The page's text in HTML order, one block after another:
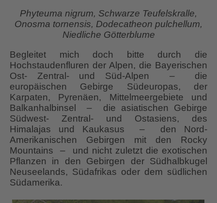
Phyteuma nigrum, Schwarze Teufelskralle,
Onosma tornensis, Dodecatheon pulchellum,
Niedliche Götterblume
Begleitet mich doch bitte durch die
Hochstaudenfluren der Alpen, die Bayerischen
Ost- Zentral- und Süd-Alpen – die
europäischen Gebirge Südeuropas, der
Karpaten, Pyrenäen, Mittelmeergebiete und
Balkanhalbinsel – die asiatischen Gebirge
Südwest- Zentral- und Ostasiens, des
Himalajas und Kaukasus – den Nord-
Amerikanischen Gebirgen mit den Rocky
Mountains – und nicht zuletzt die exotischen
Pflanzen in den Gebirgen der Südhalbkugel
Neuseelands, Südafrikas oder dem südlichen
Südamerika.